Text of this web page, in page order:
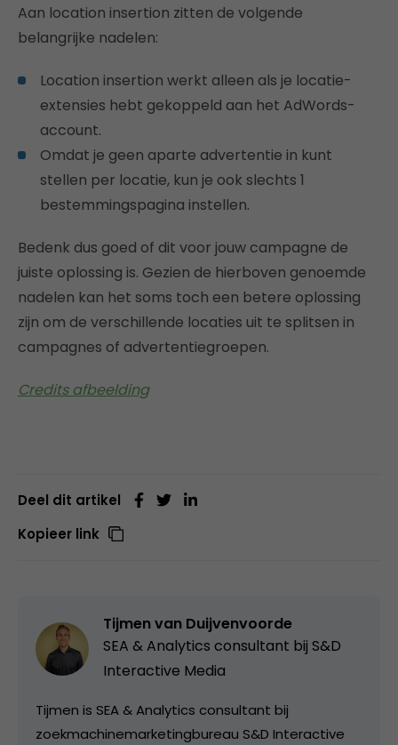
Aan location insertion zitten de volgende
belangrijke nadelen:
Location insertion werkt alleen als je locatie-
extensies hebt gekoppeld aan het AdWords-
account.
Omdat je geen aparte advertentie in kunt
stellen per locatie, kun je ook slechts 1
bestemmingspagina instellen.
Bedenk dus goed of dit voor jouw campagne de
juiste oplossing is. Gezien de hierboven genoemde
nadelen kan het soms toch een betere oplossing
zijn om de verschillende locaties uit te splitsen in
campagnes of advertentiegroepen.
Credits afbeelding
Deel dit artikel
Kopieer link
Tijmen van Duijvenvoorde
SEA & Analytics consultant bij S&D
Interactive Media
Tijmen is SEA & Analytics consultant bij
zoekmachinemarketingbureau S&D Interactive